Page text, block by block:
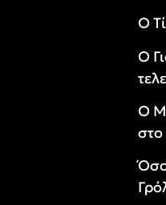
Ο
Ο
Ο
στο